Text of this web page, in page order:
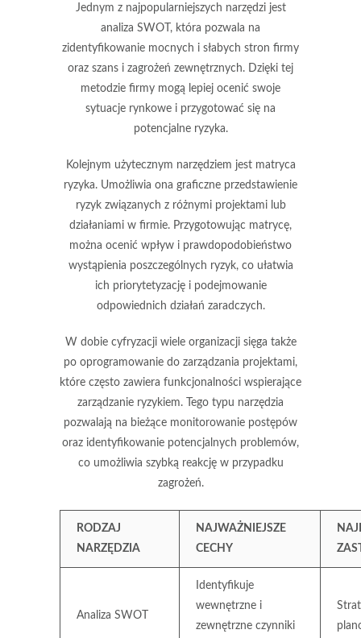
Jednym z najpopularniejszych narzędzi jest
analiza SWOT , która pozwala na
zidentyfikowanie mocnych i słabych stron firmy
oraz szans i zagrożeń zewnętrznych. Dzięki tej
metodzie firmy mogą lepiej ocenić swoje
sytuacje rynkowe i przygotować się na
potencjalne ryzyka.
Kolejnym użytecznym narzędziem jest matryca
ryzyka. Umożliwia ona graficzne przedstawienie
ryzyk związanych z różnymi projektami lub
działaniami w firmie. Przygotowując matrycę,
można ocenić wpływ i prawdopodobieństwo
wystąpienia poszczególnych ryzyk, co ułatwia
ich priorytetyzację i podejmowanie
odpowiednich działań zaradczych.
W dobie cyfryzacji wiele organizacji sięga także
po oprogramowanie do zarządzania projektami,
które często zawiera funkcjonalności wspierające
zarządzanie ryzykiem. Tego typu narzędzia
pozwalają na bieżące monitorowanie postępów
oraz identyfikowanie potencjalnych problemów,
co umożliwia szybką reakcję w przypadku
zagrożeń.
RODZAJ
NARZĘDZIA
NAJWAŻNIEJSZE
CECHY
Analiza SWOT
Identyfikuje
wewnętrzne i
zewnętrzne czynniki